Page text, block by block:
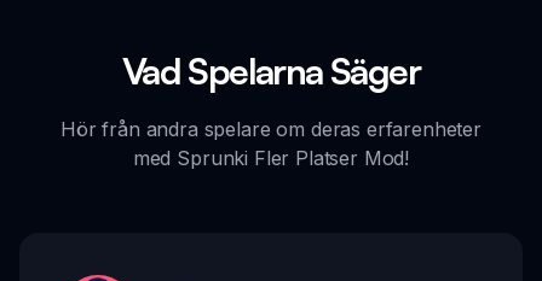
Vad Spelarna Säger
Hör från andra spelare om deras erfarenheter
med Sprunki Fler Platser Mod!